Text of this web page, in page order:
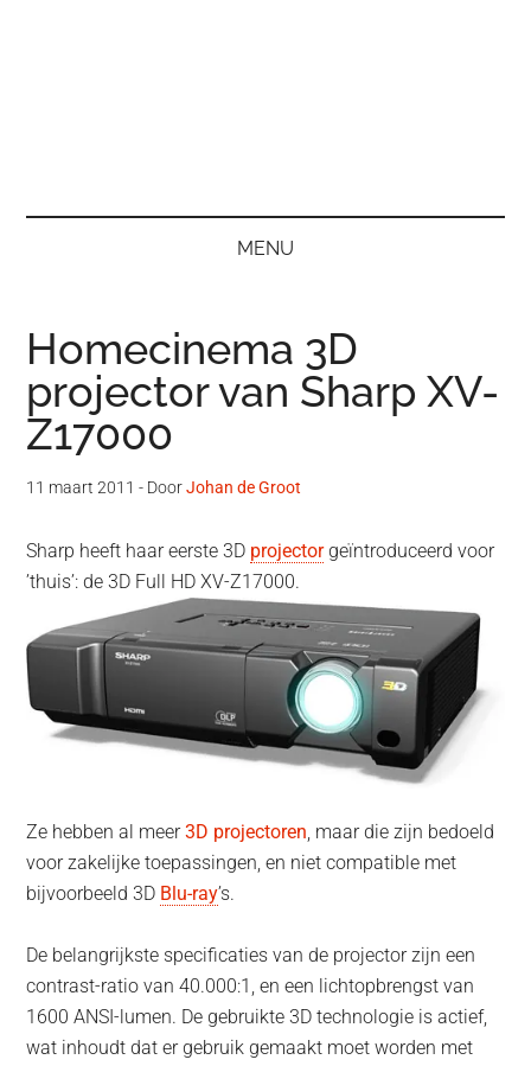
MENU
Homecinema 3D
projector van Sharp XV-
Z17000
11 maart 2011 - DoorJohan de Groot
Sharp heeft haar eerste 3D projectorgeïntroduceerd voor
’thuis’: de 3D Full HD XV-Z17000.
Ze hebben al meer3D projectoren, maar die zijn bedoeld
voor zakelijke toepassingen, en niet compatible met
bijvoorbeeld 3D Blu-ray’s.
De belangrijkste specificaties van de projector zijn een
contrast-ratio van 40.000:1, en een lichtopbrengst van
1600 ANSI-lumen. De gebruikte 3D technologie is actief,
wat inhoudt dat er gebruik gemaakt moet worden met